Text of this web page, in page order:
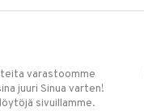
varastoomme
juuri Sinua varten!
sivuillamme.